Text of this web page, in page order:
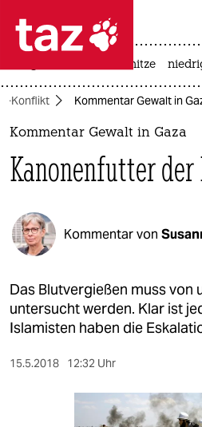
 taz zahl ich
taz zahl ich
politik
öko
gesellschaft
kultur
sport
berlin
hitze
Konflikt Kommentar Gewalt in
Kommentar Gewalt in Gaza
Kanonenfutter
Kommentar von
Das Blutvergießen muss von
untersucht werden. Klar ist
Islamisten haben die
15.5.2018 12:32 Uhr